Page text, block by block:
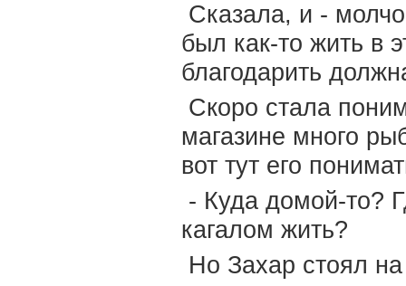
Сказала, и -
был как-то жить в
благодарить
Скоро стала
магазине много
вот тут его
- Куда домой-то?
кагалом жить?
Но Захар стоял